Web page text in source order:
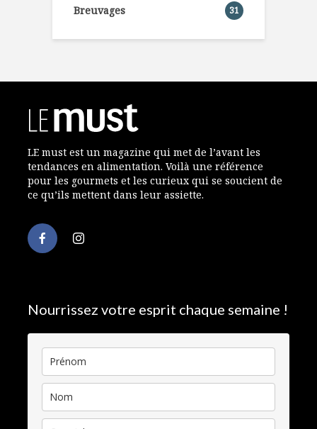
Breuvages 31
LE must est un magazine qui met de l’avant les
tendances en alimentation. Voilà une référence
pour les gourmets et les curieux qui se soucient de
ce qu’ils mettent dans leur assiette.
Nourrissez votre esprit chaque semaine !